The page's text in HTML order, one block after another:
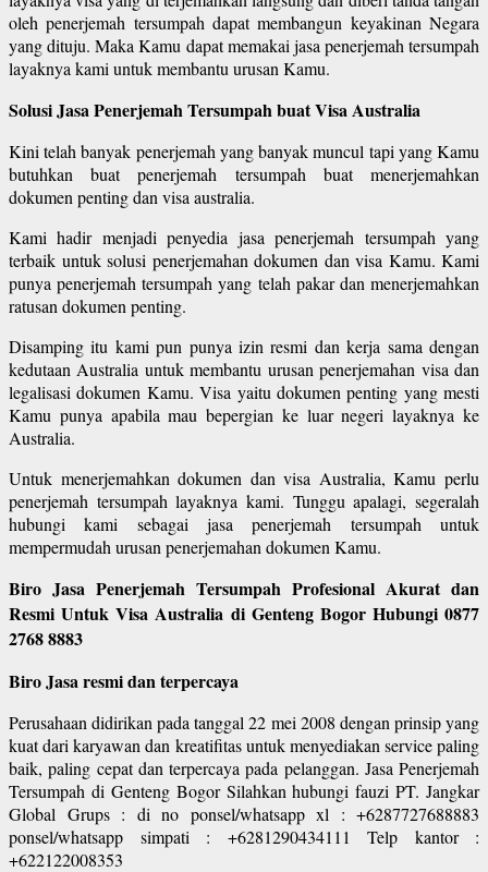
oleh penerjemah tersumpah dapat membangun keyakinan Negara
yang dituju. Maka Kamu dapat memakai jasa penerjemah tersumpah
layaknya kami untuk membantu urusan Kamu.
Solusi Jasa Penerjemah Tersumpah buat Visa Australia
Kini telah banyak penerjemah yang banyak muncul tapi yang Kamu
butuhkan buat penerjemah tersumpah buat menerjemahkan
dokumen penting dan visa australia.
Kami hadir menjadi penyedia jasa penerjemah tersumpah yang
terbaik untuk solusi penerjemahan dokumen dan visa Kamu. Kami
punya penerjemah tersumpah yang telah pakar dan menerjemahkan
ratusan dokumen penting.
Disamping itu kami pun punya izin resmi dan kerja sama dengan
kedutaan Australia untuk membantu urusan penerjemahan visa dan
legalisasi dokumen Kamu. Visa yaitu dokumen penting yang mesti
Kamu punya apabila mau bepergian ke luar negeri layaknya ke
Australia.
Untuk menerjemahkan dokumen dan visa Australia, Kamu perlu
penerjemah tersumpah layaknya kami. Tunggu apalagi, segeralah
hubungi kami sebagai jasa penerjemah tersumpah untuk
mempermudah urusan penerjemahan dokumen Kamu.
Biro Jasa Penerjemah Tersumpah Profesional Akurat dan
Resmi Untuk Visa Australia di Genteng Bogor Hubungi 0877
2768 8883
Biro Jasa resmi dan terpercaya
Perusahaan didirikan pada tanggal 22 mei 2008 dengan prinsip yang
kuat dari karyawan dan kreatifitas untuk menyediakan service paling
baik, paling cepat dan terpercaya pada pelanggan. Jasa Penerjemah
Tersumpah di Genteng Bogor Silahkan hubungi fauzi PT. Jangkar
Global Grups : di no ponsel/whatsapp xl : +6287727688883
ponsel/whatsapp simpati : +6281290434111 Telp kantor :
+622122008353